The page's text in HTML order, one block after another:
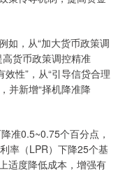
，从“加大货币政策调
高货币政策调控精准
性”，从“引导信贷合理
并新增“择机降准降
0.5~0.75个百分点，
率（LPR）下降25个基
适度降低成本，增强有